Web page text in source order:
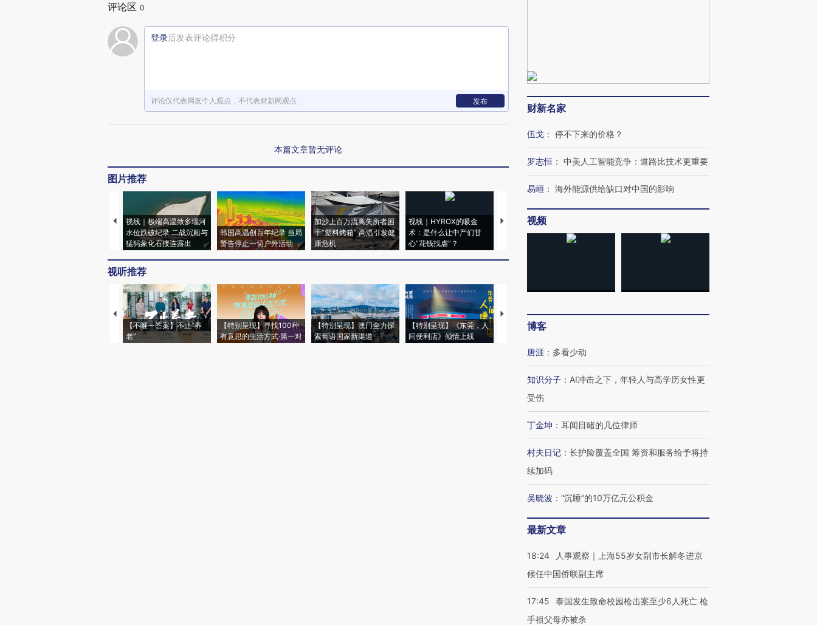
评论区 0
登录后发表评论得积分
评论仅代表网友个人观点，不代表财新网观点 发布
本篇文章暂无评论
图片推荐
视线｜极端高温致多瑙河
水位跌破纪录 二战沉船与
猛犸象化石接连露出
韩国高温创百年纪录 当局
警告停止一切户外活动
加沙上百万流离失所者困
于“塑料烤箱” 高温引发健
康危机
视线｜HYROX的吸金
术：是什么让中产们甘
心“花钱找虐”？
马航飞行员跨国走私7万
粒摇头丸 尿检体内含3种
度Z世代 用街头抗争将教
机”？难民潮撕裂西班牙
视听推荐
【不唯一答案】不止“养
老”
【特别呈现】寻找100种
有意思的生活方式·第一对
【特别呈现】澳门全力探
索葡语国家新渠道
【特别呈现】《东莞，人
间便利店》倾情上线
【推广】走进第四届链博
会，让数智科技“链”接产
【商旅对话】华住集团
财新名家
伍戈 ： 停不下来的价格？
罗志恒 ： 中美人工智能竞争：道路比技术更重要
易峘 ： 海外能源供给缺口对中国的影响
视频
博客
唐涯 ： 多看少动
知识分子 ： AI冲击之下，年轻人与高学历女性更
受伤
丁金坤 ： 耳闻目睹的几位律师
村夫日记 ： 长护险覆盖全国 筹资和服务给予将持
续加码
吴晓波 ： “沉睡”的10万亿元公积金
最新文章
18:24
人事观察｜上海55岁女副市长解冬进京
候任中国侨联副主席
17:45
泰国发生致命校园枪击案至少6人死亡 枪
手祖父母亦被杀